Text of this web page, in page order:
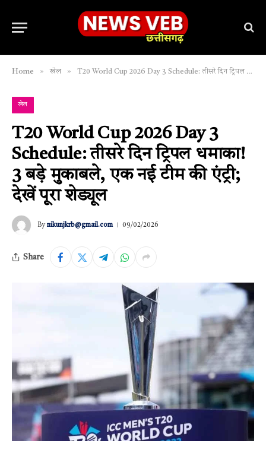
Home » खेल » T20 World Cup 2026 Day 3 Schedule: तीसरे दिन ट्रिपल धमाका! 3 बड़े मुकाबले, एक नई टीम की एंट्री; देखें पूरा शेड्यूल
खेल
T20 World Cup 2026 Day 3
Schedule: तीसरे दिन ट्रिपल धमाका!
3 बड़े मुकाबले, एक नई टीम की एंट्री;
देखें पूरा शेड्यूल
By nikunjkrb@gmail.com 09/02/2026
Share